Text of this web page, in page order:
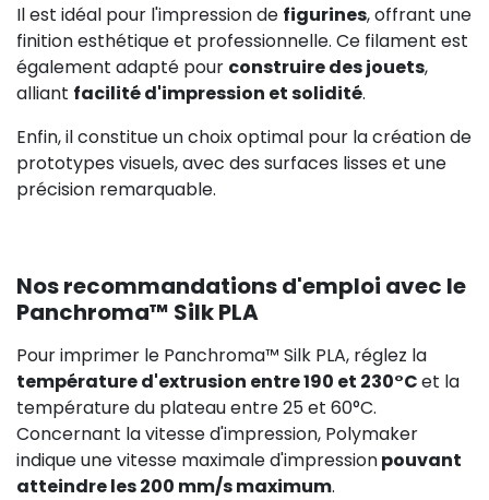
Il est idéal pour l'impression de figurines, offrant une
finition esthétique et professionnelle. Ce filament est
également adapté pour construire des jouets,
alliant facilité d'impression et solidité.
Enfin, il constitue un choix optimal pour la création de
prototypes visuels, avec des surfaces lisses et une
précision remarquable.
Nos recommandations d'emploi avec le
Panchroma™ Silk PLA
Pour imprimer le Panchroma™ Silk PLA, réglez la
température d'extrusion entre 190 et 230°Cet la
température du plateau entre 25 et 60°C.
Concernant la vitesse d'impression, Polymaker
indique une vitesse maximale d'impressionpouvant
atteindre les 200 mm/s maximum.